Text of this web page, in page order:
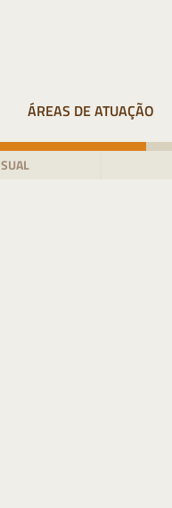
ÁREAS DE ATUAÇÃO